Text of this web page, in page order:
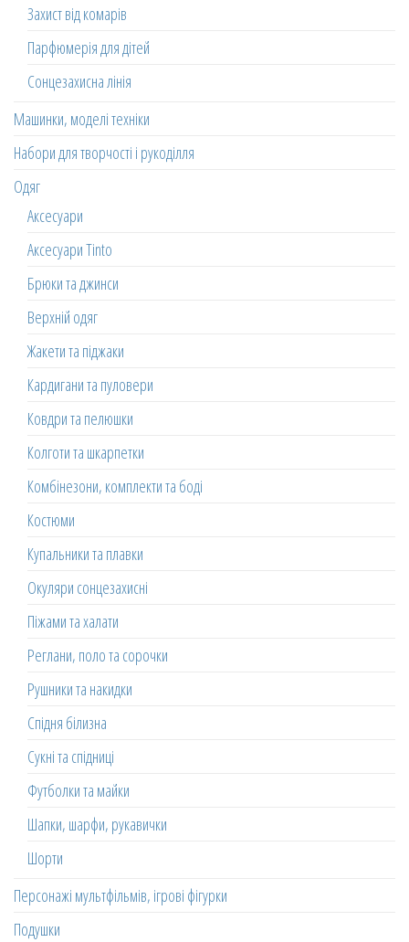
Захист від комарів
Парфюмерія для дітей
Сонцезахисна лінія
Машинки, моделі техніки
Набори для творчості і рукоділля
Одяг
Аксесуари
Аксесуари Tinto
Брюки та джинси
Верхній одяг
Жакети та піджаки
Кардигани та пуловери
Ковдри та пелюшки
Колготи та шкарпетки
Комбінезони, комплекти та боді
Костюми
Купальники та плавки
Окуляри сонцезахисні
Піжами та халати
Реглани, поло та сорочки
Рушники та накидки
Спідня білизна
Сукні та спідниці
Футболки та майки
Шапки, шарфи, рукавички
Шорти
Персонажі мультфільмів, ігрові фігурки
Подушки